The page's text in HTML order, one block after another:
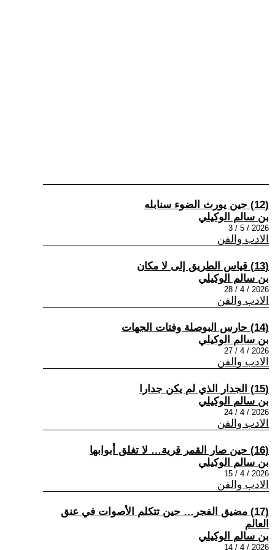
(12) حين يورث الضوء سنابله
بن سالم الوكيلي
2026 / 5 / 3
الادب والفن
(13) قياس الطريق إلى لا مكان
بن سالم الوكيلي
2026 / 4 / 28
الادب والفن
(14) حارس البوصلة وفتات الجهات
بن سالم الوكيلي
2026 / 4 / 27
الادب والفن
(15) الجدار الذي لم يكن جدارا
بن سالم الوكيلي
2026 / 4 / 24
الادب والفن
(16) حين صار القمر قرية… لا تغلق أبوابها
بن سالم الوكيلي
2026 / 4 / 15
الادب والفن
(17) مضيق الفجر… حين تتكلم الأصوات في عنق
العالم
بن سالم الوكيلي
2026 / 4 / 14